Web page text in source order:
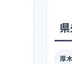
厚